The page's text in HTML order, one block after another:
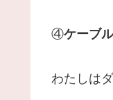
④ケーブ
わたしは